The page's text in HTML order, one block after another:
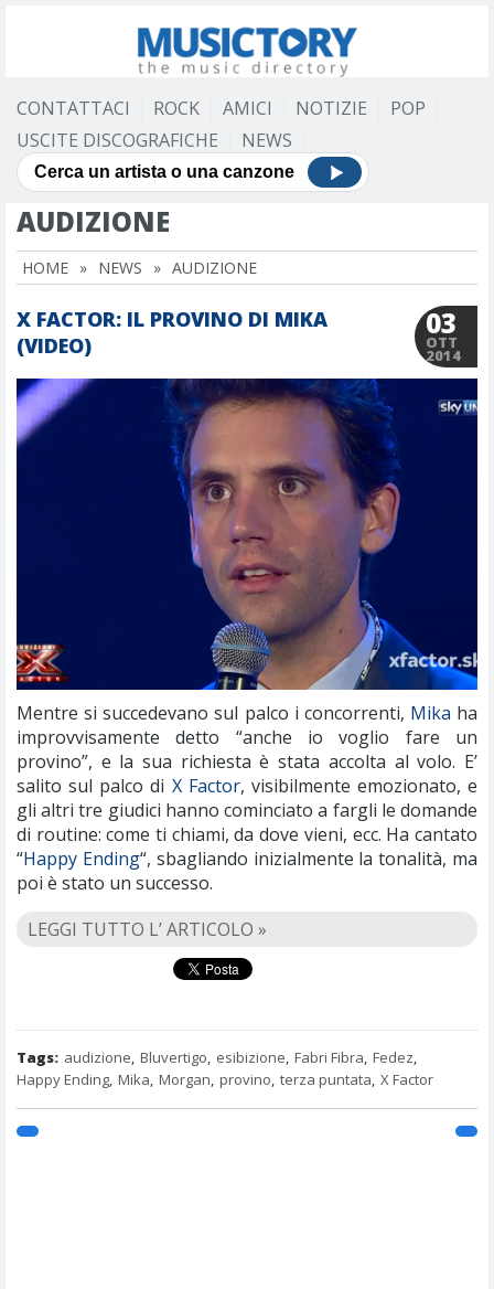
CONTATTACI ROCK AMICI NOTIZIE
POP
USCITE DISCOGRAFICHE
NEWS
AUDIZIONE
HOME » NEWS » AUDIZIONE
X FACTOR: IL PROVINO DI MIKA
(VIDEO)
03
OTT
2014
Mentre si succedevano sul palco i concorrenti, Mika ha
improvvisamente detto “anche io voglio fare un
provino”, e la sua richiesta è stata accolta al volo. E’
salito sul palco di X Factor, visibilmente emozionato, e
gli altri tre giudici hanno cominciato a fargli le domande
di routine: come ti chiami, da dove vieni, ecc. Ha cantato
“Happy Ending“, sbagliando inizialmente la tonalità, ma
poi è stato un successo.
LEGGI TUTTO L’ ARTICOLO »
Tags: audizione, Bluvertigo, esibizione, Fabri Fibra, Fedez,
Happy Ending, Mika, Morgan, provino, terza puntata, X Factor